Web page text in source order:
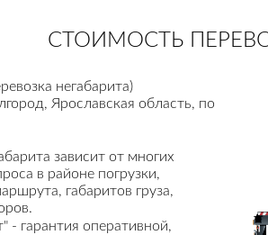
СТОИМОСТЬ
негабарита)
Ярославская область, по
зависит от многих
в районе погрузки,
габаритов груза,
- гарантия оперативной,